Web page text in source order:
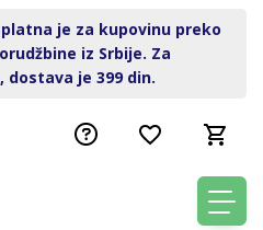
je za kupovinu preko
iz Srbije. Za
dostava je 399 din.